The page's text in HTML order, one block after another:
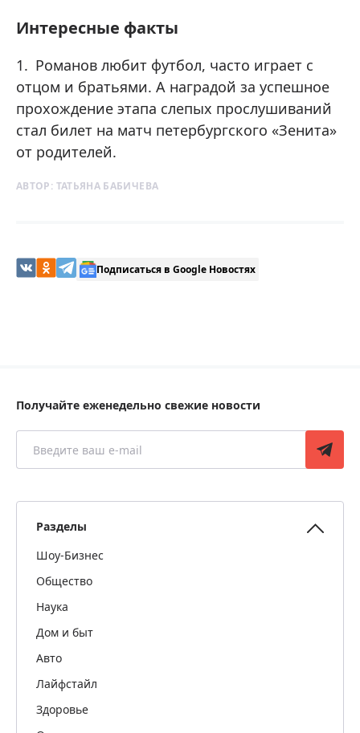
Интересные факты
Романов любит футбол, часто играет с
отцом и братьями. А наградой за успешное
прохождение этапа слепых прослушиваний
стал билет на матч петербургского «Зенита»
от родителей.
АВТОР: ТАТЬЯНА БАБИЧЕВА
Подписаться в Google Новостях
Получайте еженедельно свежие новости
Разделы
Шоу-Бизнес
Общество
Наука
Дом и быт
Авто
Лайфстайл
Здоровье